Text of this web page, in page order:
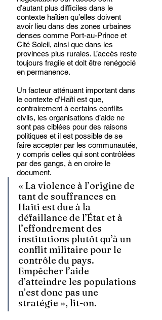
d’autant plus difficiles dans le
contexte haïtien qu’elles doivent
avoir lieu dans des zones urbaines
denses comme Port-au-Prince et
Cité Soleil, ainsi que dans les
provinces plus rurales. L’accès reste
toujours fragile et doit être renégocié
en permanence.
Un facteur atténuant important dans
le contexte d’Haïti est que,
contrairement à certains conflits
civils, les organisations d’aide ne
sont pas ciblées pour des raisons
politiques et il est possible de se
faire accepter par les communautés,
y compris celles qui sont contrôlées
par des gangs, à en croire le
document.
« La violence à l’origine de
tant de souffrances en
Haïti est due à la
défaillance de l’État et à
l’effondrement des
institutions plutôt qu’à un
conflit militaire pour le
contrôle du pays.
Empêcher l’aide
d’atteindre les populations
n’est donc pas une
stratégie », lit-on.